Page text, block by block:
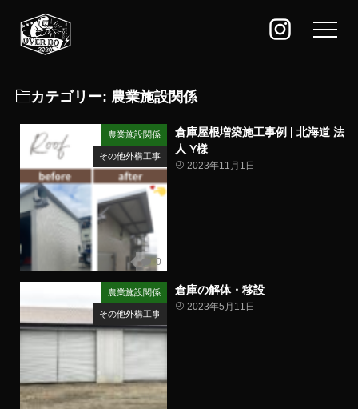
カテゴリー: 農業施設関係
農業施設関係
その他外構工事
0
倉庫屋根増築施工事例 | 北海道 法
人 Y様
2023年11月1日
農業施設関係
その他外構工事
倉庫の解体・移設
2023年5月11日